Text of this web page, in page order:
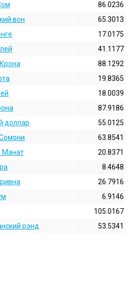
86.0236
вон
65.3013
17.0175
41.1177
88.1292
19.8365
18.0039
87.9186
доллар
55.0125
63.8541
Манат
20.8371
8.4648
26.7916
6.9146
105.0167
рэнд 53.5341